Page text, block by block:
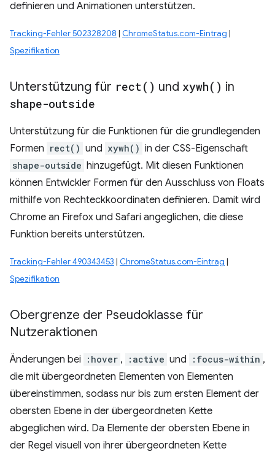
definieren und Animationen unterstützen.
Tracking-Fehler 502328208 | ChromeStatus.com-Eintrag |
Spezifikation
Unterstützung für rect( ) und xywh( ) in
shape-outside
Unterstützung für die Funktionen für die grundlegenden
Formen rect() und xywh() in der CSS-Eigenschaft
shape-outside hinzugefügt. Mit diesen Funktionen
können Entwickler Formen für den Ausschluss von Floats
mithilfe von Rechteckkoordinaten definieren. Damit wird
Chrome an Firefox und Safari angeglichen, die diese
Funktion bereits unterstützen.
Tracking-Fehler 490343453 | ChromeStatus.com-Eintrag |
Spezifikation
Obergrenze der Pseudoklasse für
Nutzeraktionen
Änderungen bei :hover , :active und :focus-within ,
die mit übergeordneten Elementen von Elementen
übereinstimmen, sodass nur bis zum ersten Element der
obersten Ebene in der übergeordneten Kette
abgeglichen wird. Da Elemente der obersten Ebene in
der Regel visuell von ihrer übergeordneten Kette